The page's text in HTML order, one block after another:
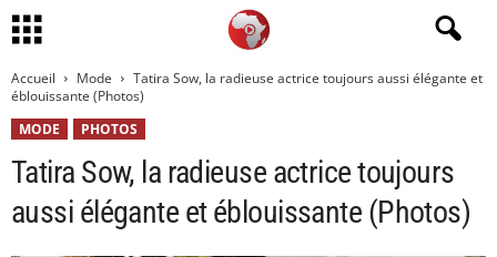
Accueil Mode
Tatira Sow, la radieuse actrice toujours aussi élégante et
éblouissante (Photos)
MODE
PHOTOS
Tatira Sow, la radieuse actrice toujours
aussi élégante et éblouissante (Photos)